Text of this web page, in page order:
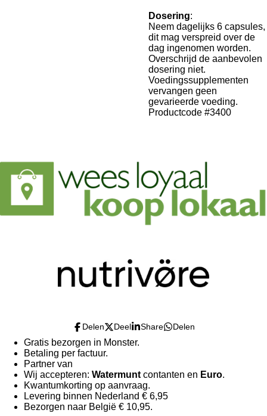
Dosering:
Neem dagelijks 6 capsules,
dit mag verspreid over de
dag ingenomen worden.
Overschrijd de aanbevolen
dosering niet.
Voedingssupplementen
vervangen geen
gevarieerde voeding.
Productcode #3400
Delen Deel Share Delen
Gratis bezorgen in Monster.
Betaling per factuur.
Partner van
Wij accepteren: Watermunt contanten en Euro.
Kwantumkorting op aanvraag.
Levering binnen Nederland € 6,95
Bezorgen naar België € 10,95.